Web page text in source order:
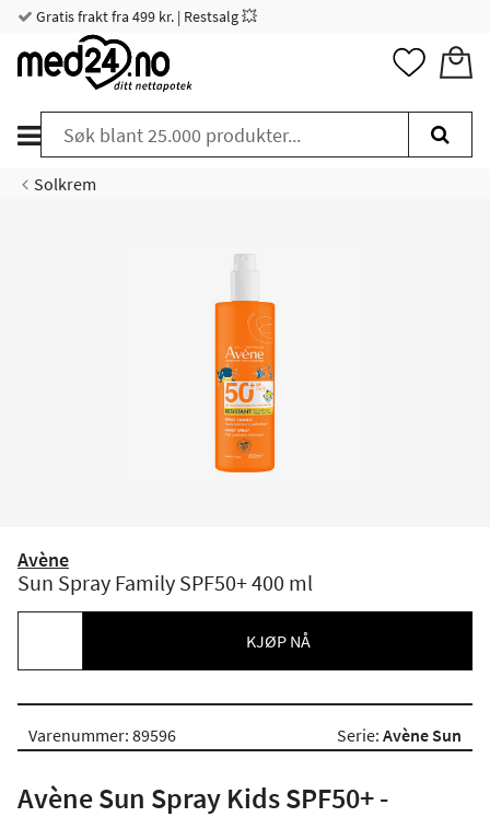
Gratis frakt fra 499 kr. | Restsalg 💥
Solkrem
Avène
Sun Spray Family SPF50+ 400 ml
KJØP NÅ
Varenummer: 89596 Serie: Avène Sun
Avène Sun Spray Kids SPF50+ -